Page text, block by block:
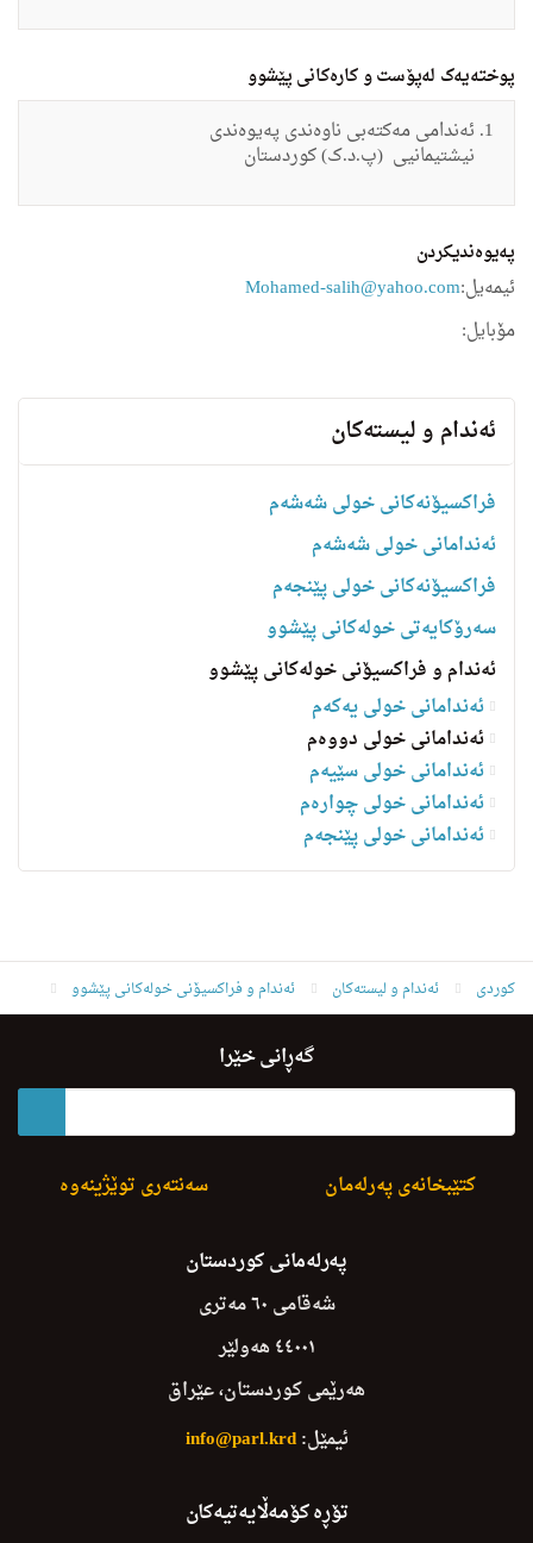
پوختەیەک لەپۆست و کارەکانی پێشوو
ئه‌ندامی مه‌كته‌بی ناوه‌ندی په‌یوه‌ندی
نیشتیمانیی (پ.د.ک) كوردستان
په‌یوه‌ندیكردن
ئیمه‌یل:Mohamed-salih@yahoo.com
مۆبایل:
ئه‌ندام و لیسته‌كان
فراکسیۆنەکانی خولی شەشەم
ئەندامانی خولی شەشەم
فراکسیۆنەکانی خولی پێنجەم
سه‌رۆكایه‌تی خولەکانی پێشوو
ئەندام و فراکسیۆنی خولەکانی پێشوو
ئەندامانی خولی یەکەم
ئەندامانی خولی دووەم
ئەندامانی خولی سێیەم
ئەندامانی خولی چوارەم
ئه‌ندامانی خولی پێنجەم
کوردی ئه‌ندام و لیسته‌كان ئەندام و فراکسیۆنی خولەکانی پێشوو
محمد ساڵح ئیسماعیل
گەڕانی خێرا
سەنتەری توێژینەوە کتێبخانەی پەرلەمان
پەرلەمانی کوردستان
شەقامی ٦٠ مەتری
٤٤٠٠١ هەولێر
هەرێمی کوردستان، عێراق
ئیمێل:info@parl.krd
تۆڕە کۆمەڵایەتیەکان